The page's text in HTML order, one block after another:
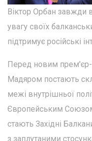
Віктор Орбан завжди
увагу своїх
підтримує російські
Перед новим
Мадяром постають
межі внутрішньої
Європейським
стають Західні
з заплутаними